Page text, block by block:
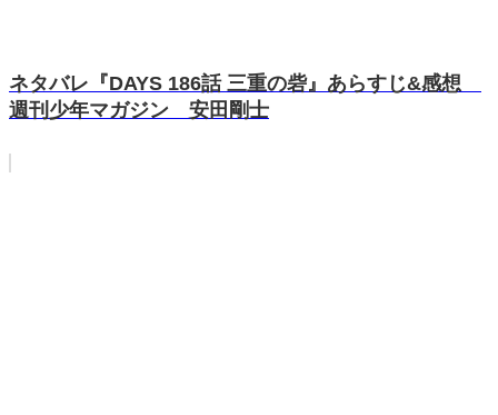
ネタバレ『DAYS 186話 三重の砦』あらすじ&感想
週刊少年マガジン 安田剛士